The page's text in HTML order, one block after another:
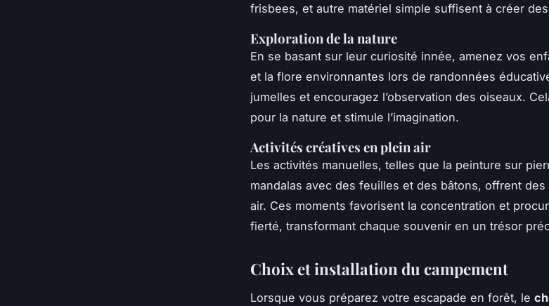
frisbees, et autre matériel simple suffisent à créer
Exploration de la nature
En se basant sur leur curiosité innée, amenez vos
et la flore environnantes lors de randonnées
jumelles et encouragez l’observation des oiseaux.
pour la nature et stimule l’imagination.
Activités créatives en plein air
Les activités manuelles, telles que la peinture sur
mandalas avec des feuilles et des bâtons, offrent
air. Ces moments favorisent la concentration et
fierté, transformant chaque souvenir en un trésor
Choix et installation du campement
Lorsque vous préparez votre escapade en forêt, le